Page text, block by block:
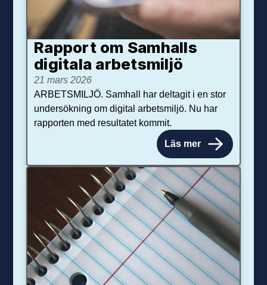
Rapport om Samhalls
digitala arbetsmiljö
21 mars 2026
ARBETSMILJÖ. Samhall har deltagit i en stor
undersökning om digital arbetsmiljö. Nu har
rapporten med resultatet kommit.
Läs mer